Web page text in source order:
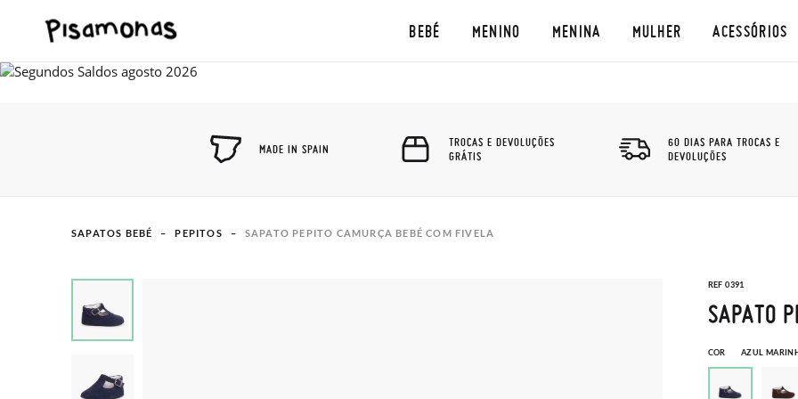
BEBÉ MENINO MENINA MULHER ACESSÓRIOS
MADE IN SPAIN
TROCAS E DEVOLUÇÕES
GRÁTIS
60 DIAS PARA TROCAS E
DEVOLUÇÕES
SAPATOS BEBÉ PEPITOS SAPATO PEPITO CAMURÇA BEBÉ COM FIVELA
REF 0391
SAPATO
COR AZUL